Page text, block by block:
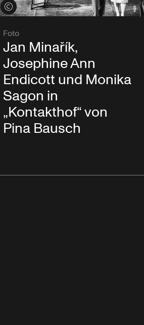
Credits öffnen
Foto
Jan Minařík,
Josephine Ann
Endicott und Monika
Sagon in
„Kontakthof“ von
Pina Bausch